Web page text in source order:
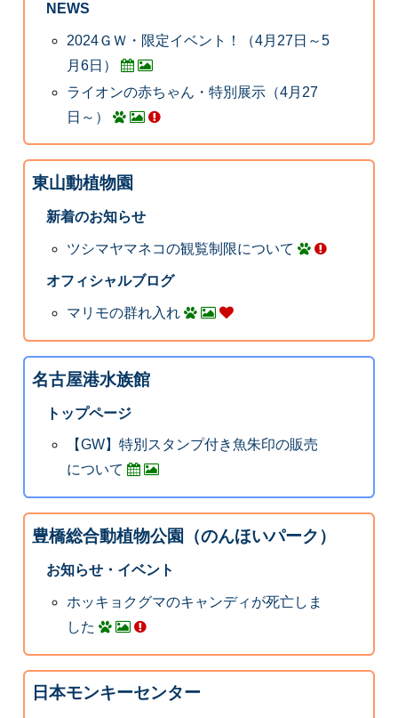
NEWS
2024ＧＷ・限定イベント！（4月27日～5
月6日）
ライオンの赤ちゃん・特別展示（4月27
日～）
東山動植物園
新着のお知らせ
ツシマヤマネコの観覧制限について
オフィシャルブログ
マリモの群れ入れ
名古屋港水族館
トップページ
【GW】特別スタンプ付き魚朱印の販売
について
豊橋総合動植物公園（のんほいパーク）
お知らせ・イベント
ホッキョクグマのキャンディが死亡しま
した
日本モンキーセンター